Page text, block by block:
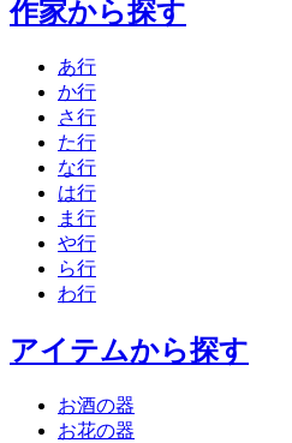
作家から探す
あ行
か行
さ行
た行
な行
は行
ま行
や行
ら行
わ行
アイテムから探す
お酒の器
お花の器